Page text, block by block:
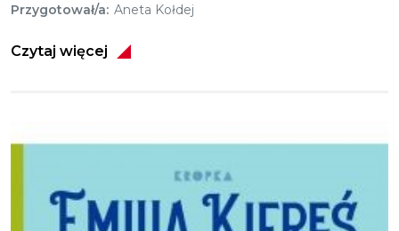
Przygotował/a Aneta Kołdej
Czytaj więcej